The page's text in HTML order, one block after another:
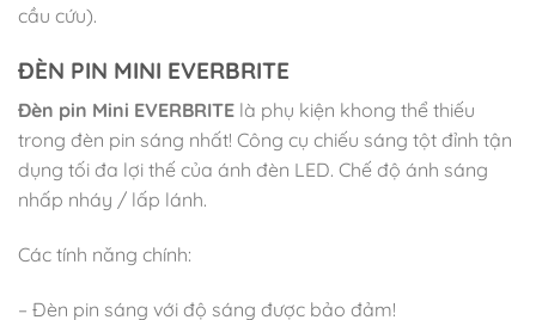
cầu cứu).
ĐÈN PIN MINI EVERBRITE
Đèn pin Mini EVERBRITE là phụ kiện khong thể thiếu
trong đèn pin sáng nhất! Công cụ chiếu sáng tột đỉnh tận
dụng tối đa lợi thế của ánh đèn LED. Chế độ ánh sáng
nhấp nháy / lấp lánh.
Các tính năng chính:
– Đèn pin sáng với độ sáng được bảo đảm!